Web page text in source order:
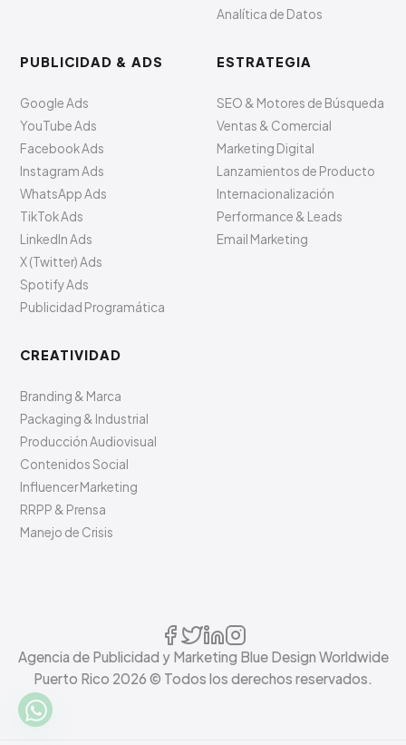
Analítica de Datos
PUBLICIDAD & ADS
Google Ads
YouTube Ads
Facebook Ads
Instagram Ads
WhatsApp Ads
TikTok Ads
LinkedIn Ads
X (Twitter) Ads
Spotify Ads
Publicidad Programática
ESTRATEGIA
SEO & Motores de Búsqueda
Ventas & Comercial
Marketing Digital
Lanzamientos de Producto
Internacionalización
Performance & Leads
Email Marketing
CREATIVIDAD
Branding & Marca
Packaging & Industrial
Producción Audiovisual
Contenidos Social
Influencer Marketing
RRPP & Prensa
Manejo de Crisis
Agencia de Publicidad y Marketing Blue Design Worldwide
Puerto Rico 2026 © Todos los derechos reservados.